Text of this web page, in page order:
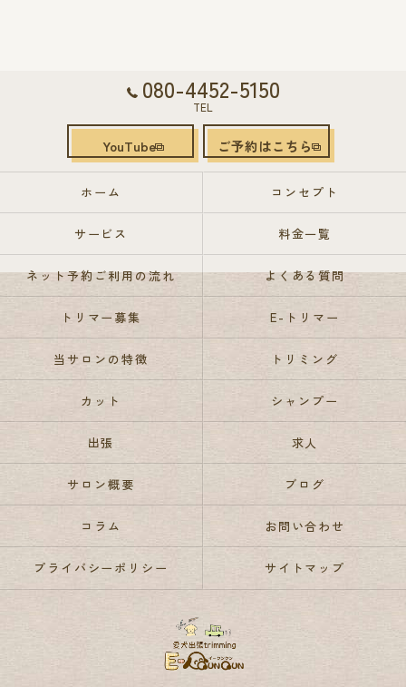
080-4452-5150
TEL
YouTube ご予約はこちら
ホーム コンセプト
サービス 料金一覧
ネット予約ご利用の流れ よくある質問
トリマー募集 E-トリマー
当サロンの特徴 トリミング
カット シャンプー
出張 求人
サロン概要 ブログ
コラム お問い合わせ
プライバシーポリシー サイトマップ